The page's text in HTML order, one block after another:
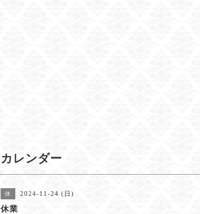
カレンダー
休 2024-11-24 (日)
休業